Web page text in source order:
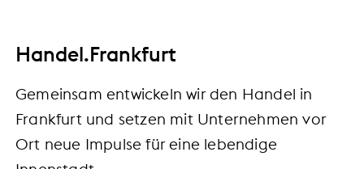
Handel.Frankfurt
Gemeinsam entwickeln wir den Handel in
Frankfurt und setzen mit Unternehmen vor
Ort neue Impulse für eine lebendige